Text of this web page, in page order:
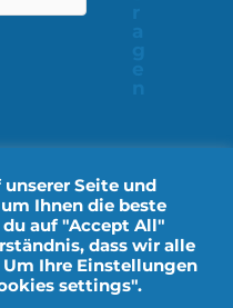
Seite und
Ihnen die beste
auf "Accept All"
dass wir alle
Ihre Einstellungen
settings".